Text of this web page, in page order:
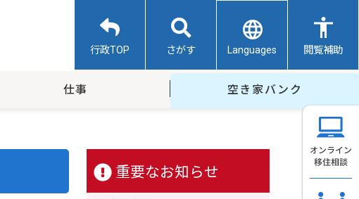
行政TOP さがす Languages 閲覧補助
仕事 空き家バンク
重要なお知らせ